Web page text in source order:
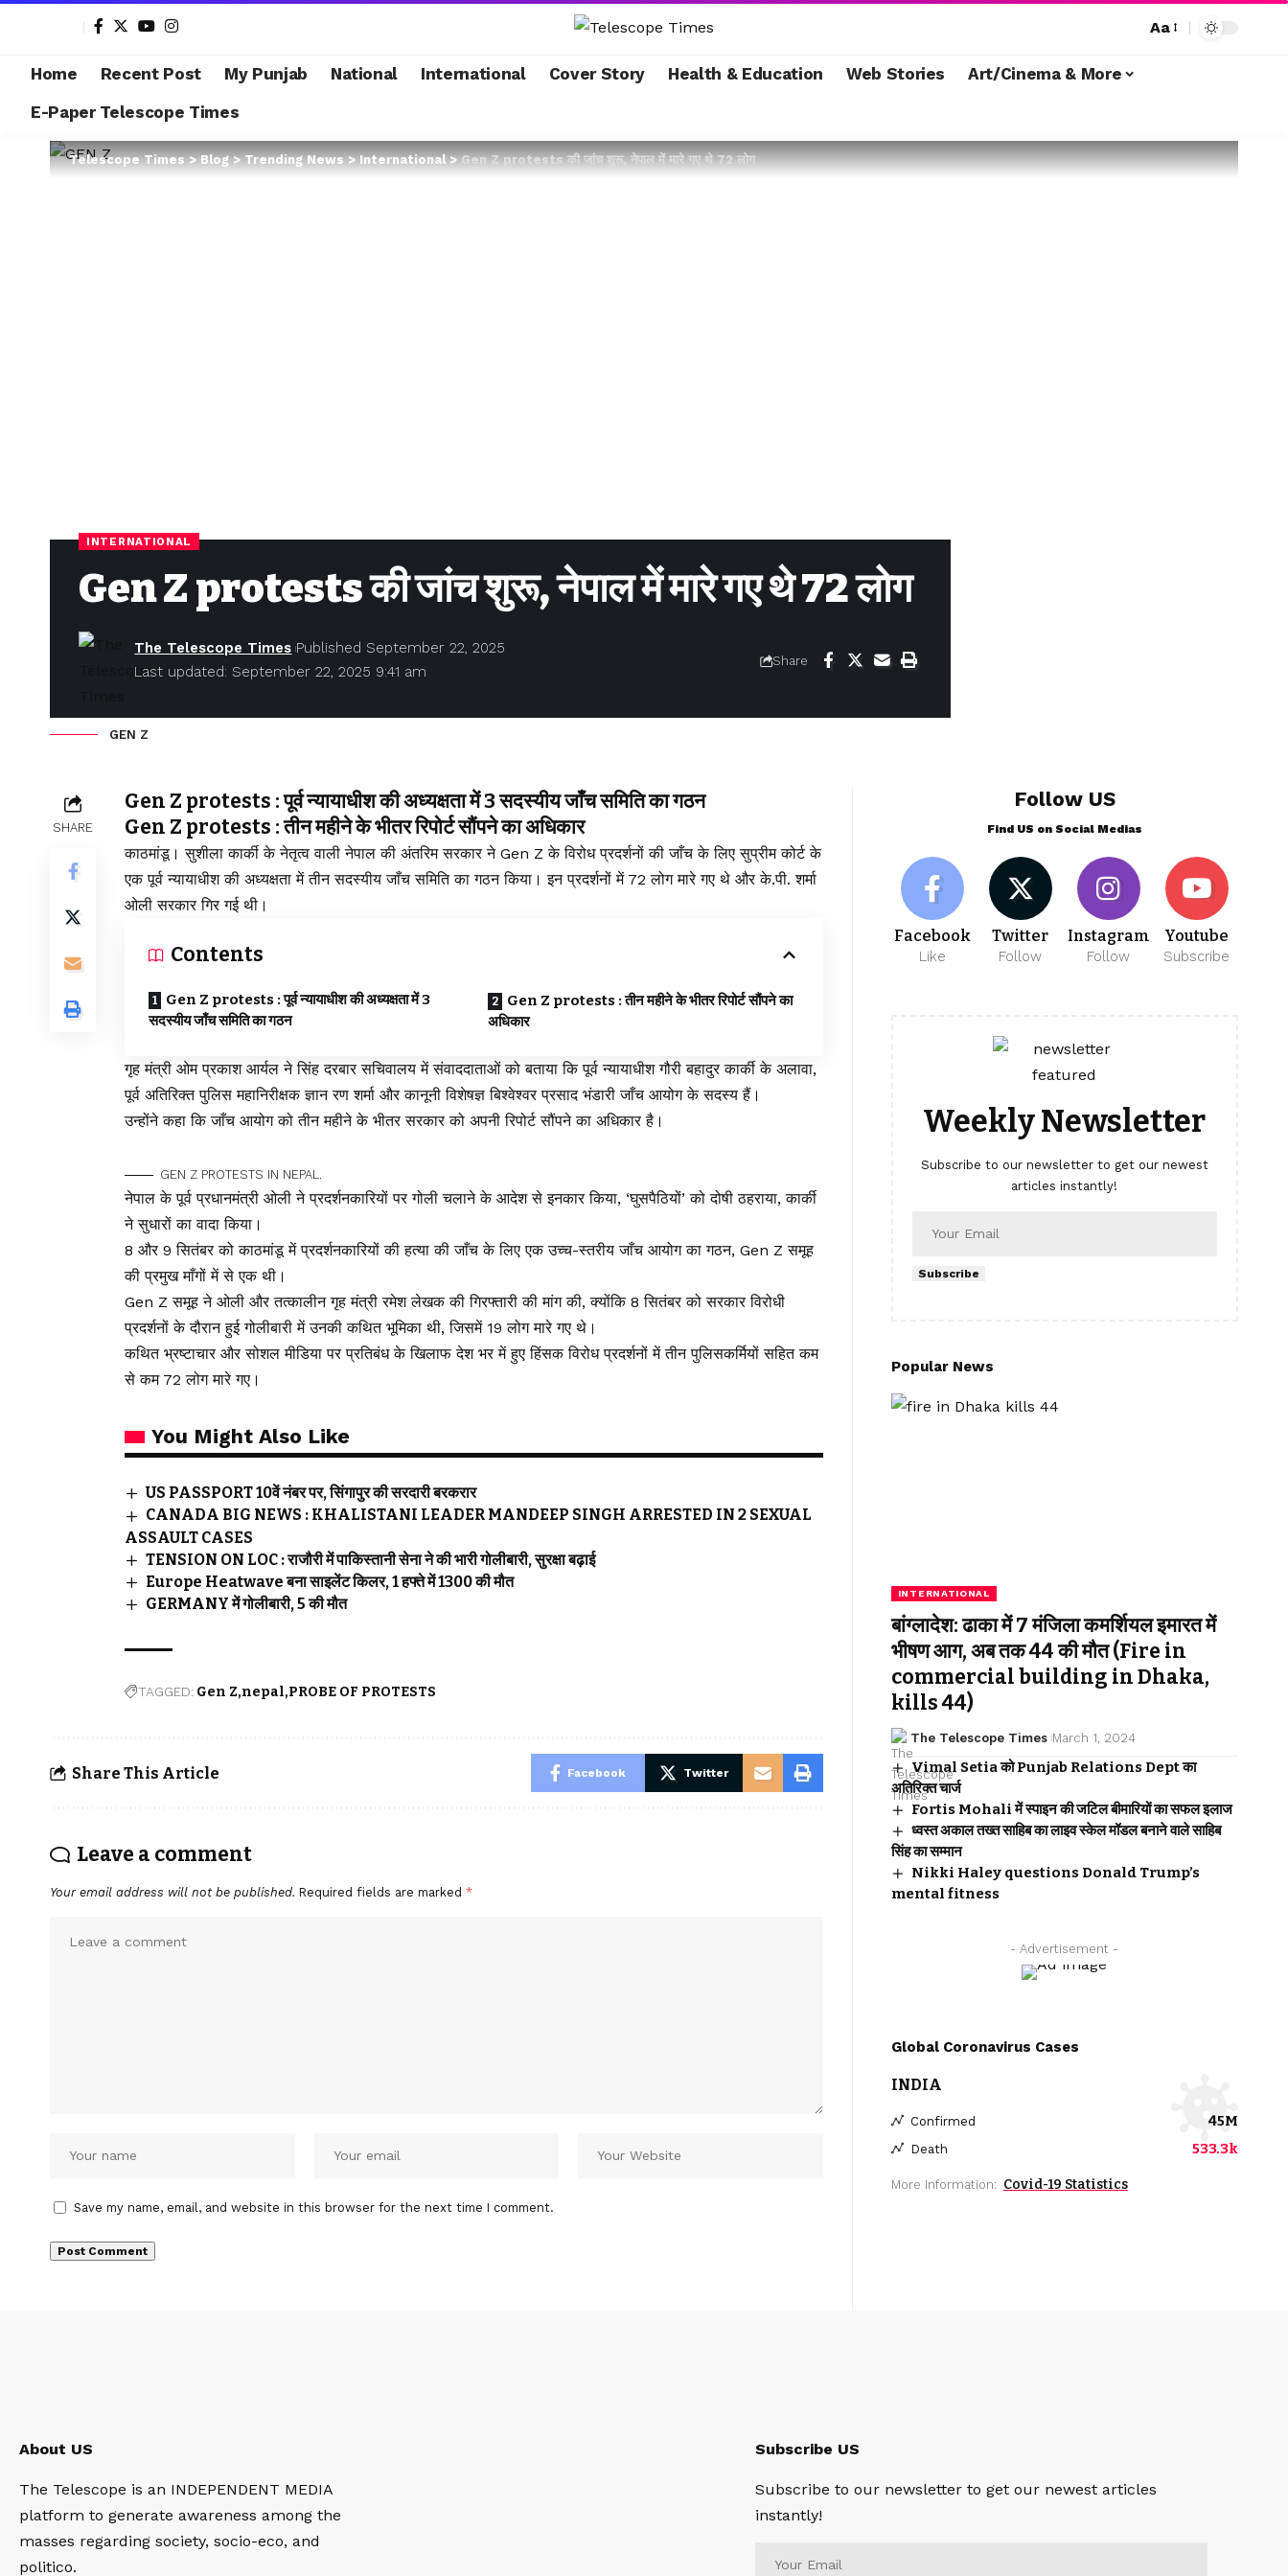
Aa
Home Recent Post My Punjab National International Cover Story Health & Education Web Stories
Art/Cinema & More
E-Paper Telescope Times
Telescope Times>Blog>Trending News>International>Gen Z protests की जांच शुरू, नेपाल में मारे गए थे 72 लोग
INTERNATIONAL
Gen Z protests की जांच शुरू, नेपाल में मारे गए थे 72 लोग
Last updated: September 22, 2025 9:41 am
The Telescope Times Published September 22, 2025
Share
GEN Z
SHARE
Gen Z protests : पूर्व न्यायाधीश की अध्यक्षता में 3 सदस्यीय जाँच समिति का गठन
Gen Z protests : तीन महीने के भीतर रिपोर्ट सौंपने का अधिकार
काठमांडू। सुशीला कार्की के नेतृत्व वाली नेपाल की अंतरिम सरकार ने Gen Z के विरोध प्रदर्शनों की जाँच के लिए सुप्रीम कोर्ट के
एक पूर्व न्यायाधीश की अध्यक्षता में तीन सदस्यीय जाँच समिति का गठन किया। इन प्रदर्शनों में 72 लोग मारे गए थे और के.पी. शर्मा
ओली सरकार गिर गई थी।
Contents
Gen Z protests : पूर्व न्यायाधीश की अध्यक्षता में 3
सदस्यीय जाँच समिति का गठन
Gen Z protests : तीन महीने के भीतर रिपोर्ट सौंपने का
अधिकार
गृह मंत्री ओम प्रकाश आर्यल ने सिंह दरबार सचिवालय में संवाददाताओं को बताया कि पूर्व न्यायाधीश गौरी बहादुर कार्की के अलावा,
पूर्व अतिरिक्त पुलिस महानिरीक्षक ज्ञान रण शर्मा और कानूनी विशेषज्ञ बिश्वेश्वर प्रसाद भंडारी जाँच आयोग के सदस्य हैं।
उन्होंने कहा कि जाँच आयोग को तीन महीने के भीतर सरकार को अपनी रिपोर्ट सौंपने का अधिकार है।
GEN Z PROTESTS IN NEPAL.
नेपाल के पूर्व प्रधानमंत्री ओली ने प्रदर्शनकारियों पर गोली चलाने के आदेश से इनकार किया, ‘घुसपैठियों’ को दोषी ठहराया, कार्की
ने सुधारों का वादा किया।
8 और 9 सितंबर को काठमांडू में प्रदर्शनकारियों की हत्या की जाँच के लिए एक उच्च-स्तरीय जाँच आयोग का गठन, Gen Z समूह
की प्रमुख माँगों में से एक थी।
Gen Z समूह ने ओली और तत्कालीन गृह मंत्री रमेश लेखक की गिरफ्तारी की मांग की, क्योंकि 8 सितंबर को सरकार विरोधी
प्रदर्शनों के दौरान हुई गोलीबारी में उनकी कथित भूमिका थी, जिसमें 19 लोग मारे गए थे।
कथित भ्रष्टाचार और सोशल मीडिया पर प्रतिबंध के खिलाफ देश भर में हुए हिंसक विरोध प्रदर्शनों में तीन पुलिसकर्मियों सहित कम
से कम 72 लोग मारे गए।
You Might Also Like
US PASSPORT 10वें नंबर पर, सिंगापुर की सरदारी बरकरार
CANADA BIG NEWS : KHALISTANI LEADER MANDEEP SINGH ARRESTED IN 2 SEXUAL
ASSAULT CASES
TENSION ON LOC : राजौरी में पाकिस्तानी सेना ने की भारी गोलीबारी, सुरक्षा बढ़ाई
Europe Heatwave बना साइलेंट किलर, 1 हफ्ते में 1300 की मौत
GERMANY में गोलीबारी, 5 की मौत
TAGGED: Gen Z nepal PROBE OF PROTESTS
Share This Article Facebook Twitter
Leave a comment
Your email address will not be published. Required fields are marked *
Save my name, email, and website in this browser for the next time I comment.
Follow US
Find US on Social Medias
Facebook
Like
Twitter
Follow
Instagram
Follow
Youtube
Subscribe
Weekly Newsletter
Subscribe to our newsletter to get our newest
articles instantly!
Subscribe
Popular News
INTERNATIONAL
बांग्लादेश: ढाका में 7 मंजिला कमर्शियल इमारत में
भीषण आग, अब तक 44 की मौत (Fire in
commercial building in Dhaka,
kills 44)
The Telescope Times March 1, 2024
Vimal Setia को Punjab Relations Dept का
अतिरिक्त चार्ज
Fortis Mohali में स्पाइन की जटिल बीमारियों का सफल इलाज
ध्वस्त अकाल तख्त साहिब का लाइव स्केल मॉडल बनाने वाले साहिब
सिंह का सम्मान
Nikki Haley questions Donald Trump’s
mental fitness
- Advertisement -
Global Coronavirus Cases
INDIA
Confirmed 45M
Death 533.3k
More Information: Covid-19 Statistics
About US
The Telescope is an INDEPENDENT MEDIA
platform to generate awareness among the
masses regarding society, socio-eco, and
politico.
Subscribe US
Subscribe to our newsletter to get our newest articles
instantly!